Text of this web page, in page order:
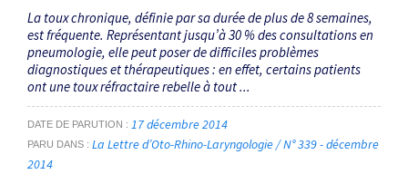
La toux chronique, définie par sa durée de plus de 8 semaines,
est fréquente. Représentant jusqu’à 30 % des consultations en
pneumologie, elle peut poser de difficiles problèmes
diagnostiques et thérapeutiques : en effet, certains patients
ont une toux réfractaire rebelle à tout ...
DATE DE PARUTION 17 décembre 2014
PARU DANS
La Lettre d’Oto-Rhino-Laryngologie / N° 339 - décembre
2014